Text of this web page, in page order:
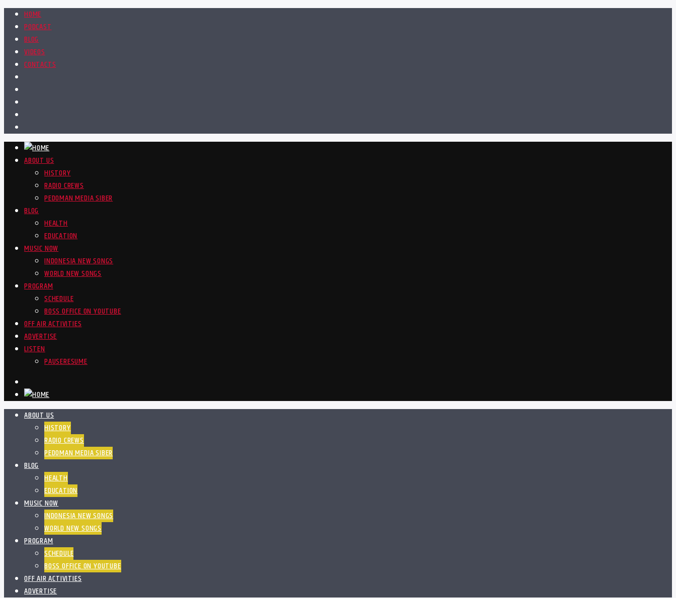
HOME
PODCAST
BLOG
VIDEOS
CONTACTS
ABOUT US
HISTORY
RADIO CREWS
PEDOMAN MEDIA SIBER
BLOG
HEALTH
EDUCATION
MUSIC NOW
INDONESIA NEW SONGS
WORLD NEW SONGS
PROGRAM
SCHEDULE
BOSS OFFICE ON YOUTUBE
OFF AIR ACTIVITIES
ADVERTISE
LISTEN
PAUSERESUME
ABOUT US
HISTORY
RADIO CREWS
PEDOMAN MEDIA SIBER
BLOG
HEALTH
EDUCATION
MUSIC NOW
INDONESIA NEW SONGS
WORLD NEW SONGS
PROGRAM
SCHEDULE
BOSS OFFICE ON YOUTUBE
OFF AIR ACTIVITIES
ADVERTISE